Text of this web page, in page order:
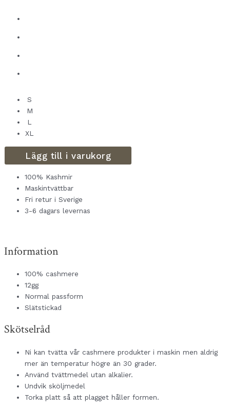
S
M
L
XL
Lägg till i varukorg
100% Kashmir
Maskintvättbar
Fri retur i Sverige
3-6 dagars levernas
Information
100% cashmere
12gg
Normal passform
Slätstickad
Skötselråd
Ni kan tvätta vår cashmere produkter i maskin men aldrig
mer än temperatur högre än 30 grader.
Använd tvättmedel utan alkalier.
Undvik sköljmedel
Torka platt så att plagget håller formen.